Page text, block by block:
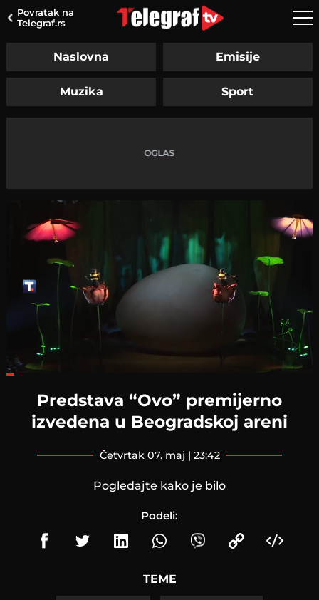
Povratak na
Telegraf.rs
Naslovna Emisije
Muzika Sport
Predstava “Ovo” premijerno
izvedena u Beogradskoj areni
četvrtak 07. maj | 23:42
Pogledajte kako je bilo
Podeli:
TEME